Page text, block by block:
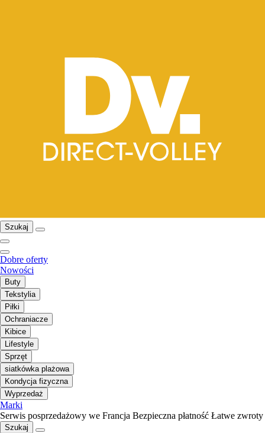
Szukaj
Dobre oferty
Nowości
Buty
Tekstylia
Piłki
Ochraniacze
Kibice
Lifestyle
Sprzęt
siatkówka plażowa
Kondycja fizyczna
Wyprzedaż
Marki
Serwis posprzedażowy we Francja Bezpieczna płatność Łatwe zwroty
Szukaj